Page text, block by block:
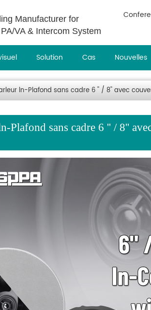
Manufacturer for
VA & Intercom System
Solution Cas Nouvelles
ln-Plafond sans cadre 6 '' / 8'' avec
Plafond sans cadre 6 '' / 8''